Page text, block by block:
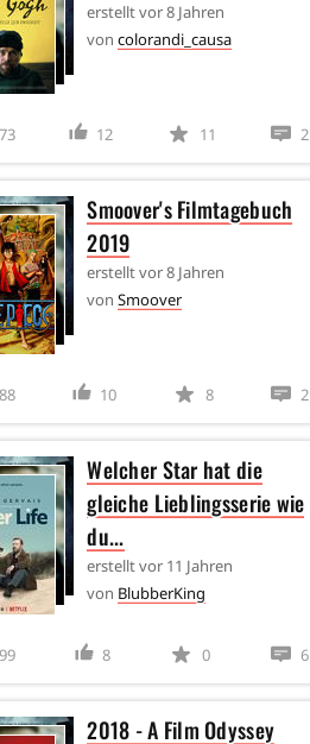
erstelltvor 8 Jahren
von colorandi_causa
12 11 2
Smoover's Filmtagebuch
2019
erstelltvor 8 Jahren
von Smoover
10 8 2
Welcher Star hat die
gleiche Lieblingsserie wie
du...
erstelltvor 11 Jahren
von BlubberKing
8 0 6
2018 - A Film Odyssey